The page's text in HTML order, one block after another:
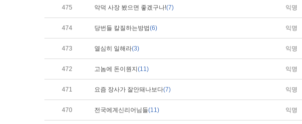
475 악덕 사장 봤으면 좋겠구나!(7) 익명
474 당번들 칼질하는방법(6) 익명
473 열심히 일해라(3) 익명
472 고놈에 돈이뭔지 (11) 익명
471 요즘 장사가 잘안돼나보다(7) 익명
470 전국에계신리어님들(11) 익명